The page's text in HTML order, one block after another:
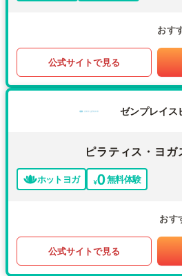
おす
公式サイトで見る
ゼンプレイス
ピラティス・ヨガ
ホットヨガ 無料体験
おす
公式サイトで見る